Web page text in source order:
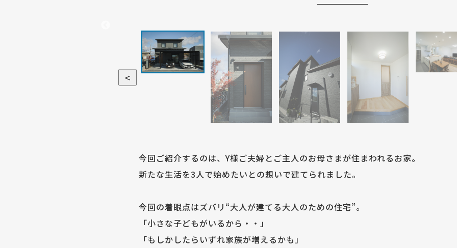
＜
今回ご紹介するのは、Y様ご夫婦とご主人のお母さまが住まわれるお家。
新たな生活を3人で始めたいとの想いで建てられました。
今回の着眼点はズバリ“大人が建てる大人のための住宅”。
「小さな子どもがいるから・・」
「もしかしたらいずれ家族が増えるかも」